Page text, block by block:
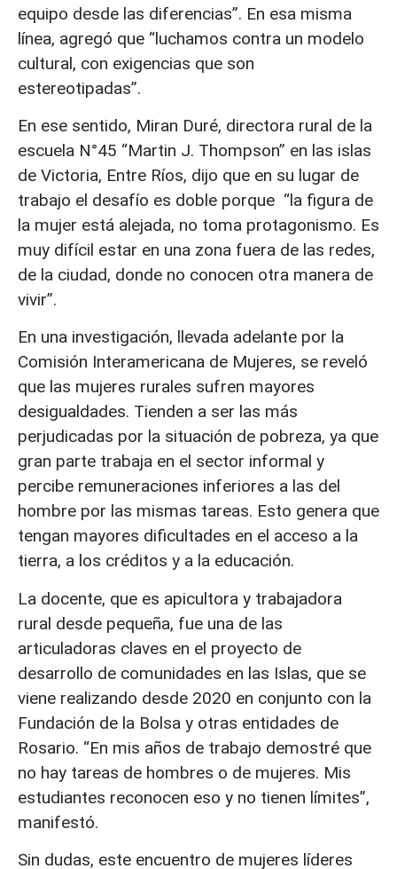
equipo desde las diferencias”. En esa misma
línea, agregó que “luchamos contra un modelo
cultural, con exigencias que son
estereotipadas”.
En ese sentido, Miran Duré, directora rural de la
escuela N°45 “Martin J. Thompson” en las islas
de Victoria, Entre Ríos, dijo que en su lugar de
trabajo el desafío es doble porque “la figura de
la mujer está alejada, no toma protagonismo. Es
muy difícil estar en una zona fuera de las redes,
de la ciudad, donde no conocen otra manera de
vivir”.
En una investigación, llevada adelante por la
Comisión Interamericana de Mujeres, se reveló
que las mujeres rurales sufren mayores
desigualdades. Tienden a ser las más
perjudicadas por la situación de pobreza, ya que
gran parte trabaja en el sector informal y
percibe remuneraciones inferiores a las del
hombre por las mismas tareas. Esto genera que
tengan mayores dificultades en el acceso a la
tierra, a los créditos y a la educación.
La docente, que es apicultora y trabajadora
rural desde pequeña, fue una de las
articuladoras claves en el proyecto de
desarrollo de comunidades en las Islas, que se
viene realizando desde 2020 en conjunto con la
Fundación de la Bolsa y otras entidades de
Rosario. “En mis años de trabajo demostré que
no hay tareas de hombres o de mujeres. Mis
estudiantes reconocen eso y no tienen límites”,
manifestó.
Sin dudas, este encuentro de mujeres líderes